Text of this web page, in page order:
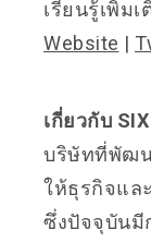
เรียนรู้เพิ่ม
Website |
เกี่ยวกับ
บริษัทที่พัฒน
ให้ธุรกิจแล
ซึ่งปัจจุบันมี